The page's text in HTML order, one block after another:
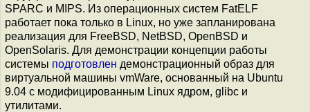
SPARC и MIPS. Из операционных систем FatELF
работает пока только в Linux, но уже запланирована
реализация для FreeBSD, NetBSD, OpenBSD и
OpenSolaris. Для демонстрации концепции работы
системы подготовлен демонстрационный образ для
виртуальной машины vmWare, основанный на Ubuntu
9.04 с модифицированным Linux ядром, glibc и
утилитами.